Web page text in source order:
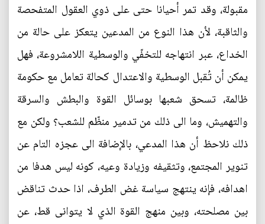
مقبولة، وقد تمر أحيانا حتى على ذوي العقول المتفحصة
والثاقبة، لأن هذا النوع من المدعين يتعكز على حالة من
الخداع، عبر انتهاجه للتخفّي والوسطية اللامشروعة، فهل
يمكن أن تُقبل الوسطية والاعتدال كحالة تعامل مع حكومة
ظالمة، تسحق شعبها بوسائل القوة والبطش والسرقة
والتهميش، وما الى ذلك من تدمير منظّم للشعب؟ ولكن مع
ذلك نلاحظ أن هذا المدعي، بالإضافة الى عجزه التام عن
تنوير المجتمع، وتثقيفه وزيادة وعيه، كونه ليس هدفا من
اهدافه، فإنه ينتهج سياسة غض الطرف، اذا حدث تناقض
بين مصلحته، وبين منهج القوة الذي لا يتوانى قط، عن